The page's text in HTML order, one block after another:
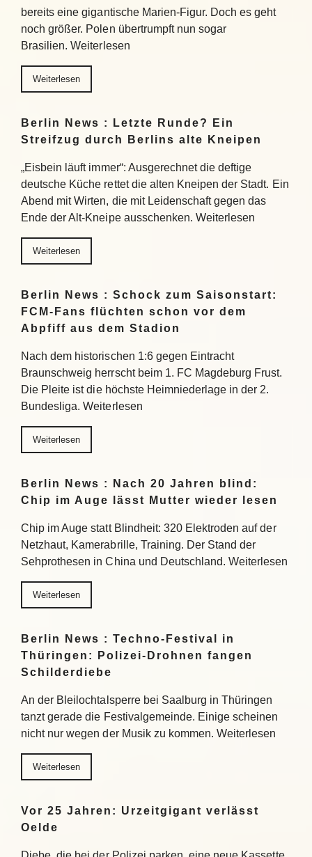
bereits eine gigantische Marien-Figur. Doch es geht
noch größer. Polen übertrumpft nun sogar
Brasilien. Weiterlesen
Weiterlesen
Berlin News : Letzte Runde? Ein
Streifzug durch Berlins alte Kneipen
„Eisbein läuft immer“: Ausgerechnet die deftige
deutsche Küche rettet die alten Kneipen der Stadt. Ein
Abend mit Wirten, die mit Leidenschaft gegen das
Ende der Alt-Kneipe ausschenken. Weiterlesen
Weiterlesen
Berlin News : Schock zum Saisonstart:
FCM-Fans flüchten schon vor dem
Abpfiff aus dem Stadion
Nach dem historischen 1:6 gegen Eintracht
Braunschweig herrscht beim 1. FC Magdeburg Frust.
Die Pleite ist die höchste Heimniederlage in der 2.
Bundesliga. Weiterlesen
Weiterlesen
Berlin News : Nach 20 Jahren blind:
Chip im Auge lässt Mutter wieder lesen
Chip im Auge statt Blindheit: 320 Elektroden auf der
Netzhaut, Kamerabrille, Training. Der Stand der
Sehprothesen in China und Deutschland. Weiterlesen
Weiterlesen
Berlin News : Techno-Festival in
Thüringen: Polizei-Drohnen fangen
Schilderdiebe
An der Bleilochtalsperre bei Saalburg in Thüringen
tanzt gerade die Festivalgemeinde. Einige scheinen
nicht nur wegen der Musik zu kommen. Weiterlesen
Weiterlesen
Vor 25 Jahren: Urzeitgigant verlässt
Oelde